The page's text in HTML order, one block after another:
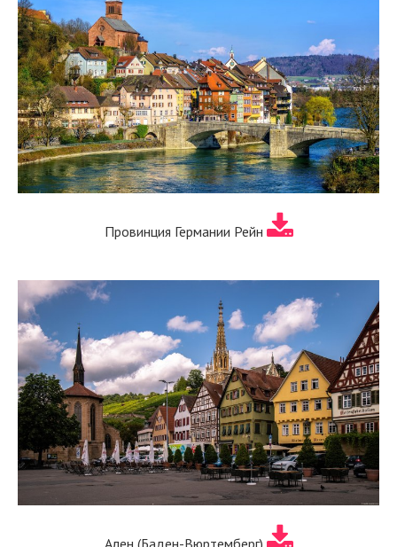
Провинция Германии Рейн
Ален (Баден-Вюртемберг)